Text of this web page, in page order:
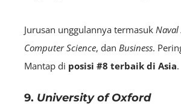
Jurusan unggulannya termasuk Naval
Computer Science, dan Business.
Mantap di posisi #8 terbaik di Asia.
9. University of Oxford